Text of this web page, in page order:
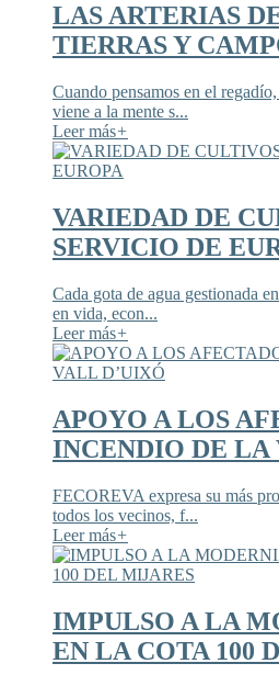
LAS ARTERIAS
TIERRAS Y
Cuando pensamos en el
viene a la mente s...
Leer más+
VARIEDAD DE
SERVICIO DE
Cada gota de agua gestionada
en vida, econ...
Leer más+
APOYO A LOS
INCENDIO DE LA
FECOREVA expresa su más
todos los vecinos, f...
Leer más+
IMPULSO A LA
EN LA COTA 100